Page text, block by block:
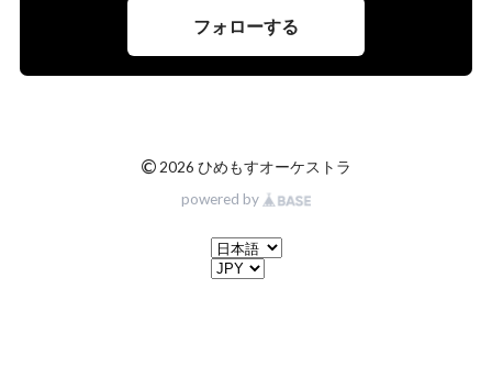
フォローする
© 2026 ひめもすオーケストラ
powered by